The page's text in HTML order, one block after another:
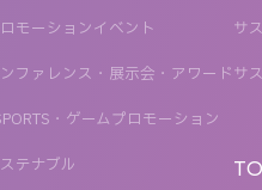
モーションイベント
ファレンス・展示会・アワード
・ゲームプロモーション
テナブル
サ
サ